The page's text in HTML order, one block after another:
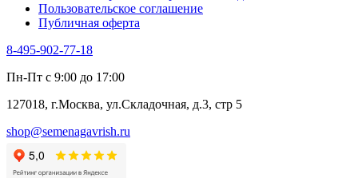
Эндивий
Эстрагон
Алтей
Анис
Бессмертник
Валериана
Валерианелла
Гибискус лекарственный
Девясил
Душица
Пользовательское соглашение
Публичная оферта
8-495-902-77-18
Пн-Пт с 9:00 до 17:00
127018, г.Москва, ул.Складочная, д.3, стр 5
shop@semenagavrish.ru